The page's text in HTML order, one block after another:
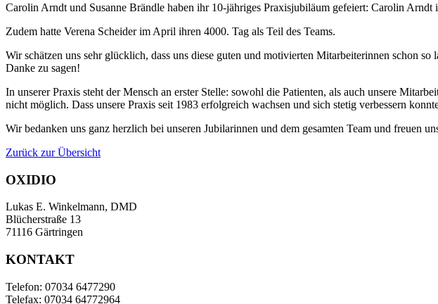
Carolin Arndt und Susanne Brändle haben ihr 10-jähriges Praxisjubiläum gefeiert: Carolin Arndt
Zudem hatte Verena Scheider im April ihren 4000. Tag als Teil des Teams.
Wir schätzen uns sehr glücklich, dass uns diese guten und motivierten Mitarbeiterinnen schon
Danke zu sagen!
In unserer Praxis steht der Mensch an erster Stelle: sowohl die Patienten, als auch unsere
nicht möglich. Dass unsere Praxis seit 1983 erfolgreich wachsen und sich stetig verbessern
Wir bedanken uns ganz herzlich bei unseren Jubilarinnen und dem gesamten Team und freuen
Zurück zur Übersicht
OXIDIO
Lukas E. Winkelmann, DMD
Blücherstraße 13
71116 Gärtringen
KONTAKT
Telefon: 07034 6477290
Telefax: 07034 64772964